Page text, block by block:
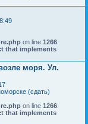
on line 1266:
that implements
моря. Ул.
(сдать)
on line 1266:
that implements